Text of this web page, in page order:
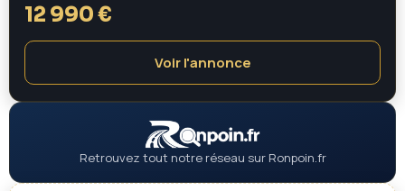
12 990 €
Voir l'annonce
Retrouvez tout notre réseau sur Ronpoin.fr